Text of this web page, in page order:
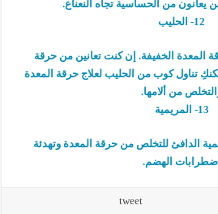
يعانون من الحساسية تجاه النعناع.
12- الحليب
المعدة الخفيفة. إن كنت تعانين من حرقة
تناول كوب من الحليب لعلاج حرقة المعدة
من ألامها.
13- المريمية
الدافئ للتخلص من حرقة المعدة وتهدئة
اضطرابات الهضم.
tweet